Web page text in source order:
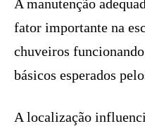
A manutenção
fator importante na
chuveiros
básicos esperados
A localização